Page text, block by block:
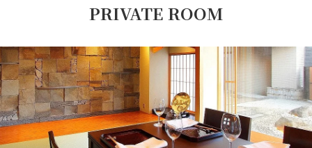
PRIVATE ROOM